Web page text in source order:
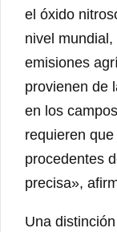
el óxido
nivel
emisiones
provienen de
en los
requieren
procedentes
precisa»,
Una